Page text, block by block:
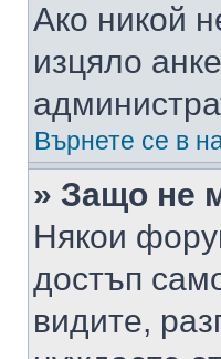
Ако никой
изцяло
Върнете се в
» Защо не
Някои
достъп
видите,